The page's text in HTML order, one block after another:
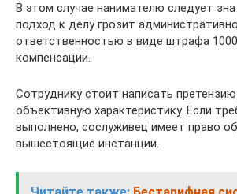
В этом случае нанимателю следует
подход к делу грозит
ответственностью в виде штрафа
компенсации.
Сотруднику стоит написать
объективную характеристику. Если
выполнено, сослуживец имеет право
вышестоящие инстанции.